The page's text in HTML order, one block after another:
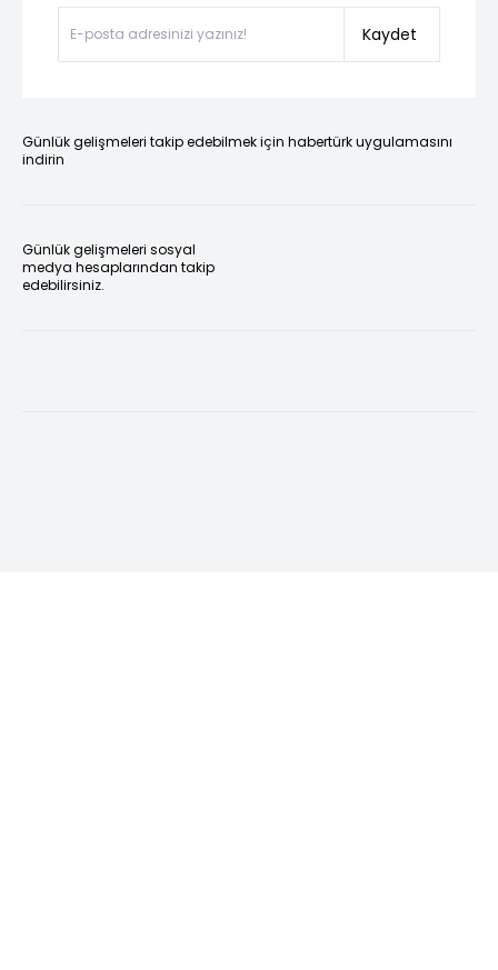
Kaydet
Günlük gelişmeleri takip edebilmek için habertürk uygulamasını
indirin
Günlük gelişmeleri sosyal
medya hesaplarından takip
edebilirsiniz.